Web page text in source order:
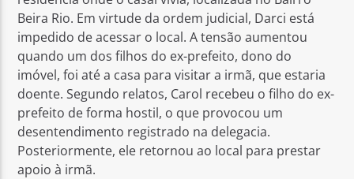
Beira Rio. Em virtude da ordem judicial, Darci está
impedido de acessar o local. A tensão aumentou
quando um dos filhos do ex-prefeito, dono do
imóvel, foi até a casa para visitar a irmã, que estaria
doente. Segundo relatos, Carol recebeu o filho do ex-
prefeito de forma hostil, o que provocou um
desentendimento registrado na delegacia.
Posteriormente, ele retornou ao local para prestar
apoio à irmã.